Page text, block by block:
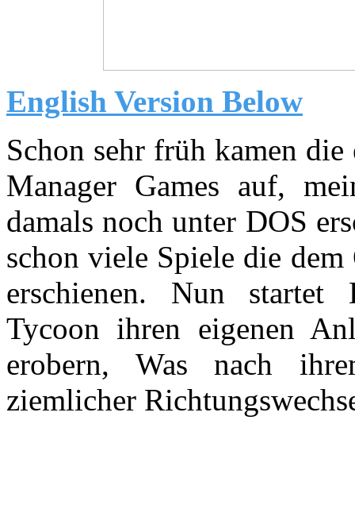
English Version Below
Schon sehr früh kamen
Manager Games auf,
damals noch unter DOS
schon viele Spiele die
erschienen. Nun startet
Tycoon ihren eigenen
erobern, Was nach
ziemlicher